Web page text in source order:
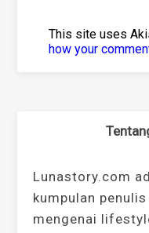
This site uses
how your
Lunastory.com
kumpulan
mengenai